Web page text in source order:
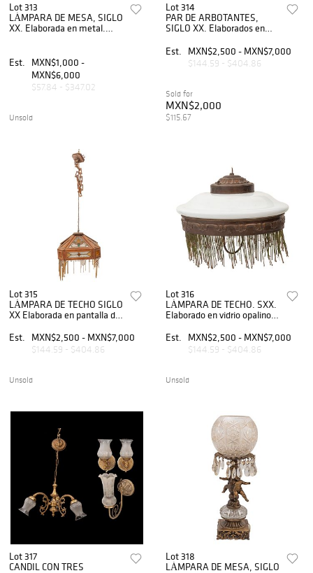
Lot 313
LÁMPARA DE MESA, SIGLO
XX. Elaborada en metal.
soportes. Sin lira.
Est.
MXN$1,000 -
MXN$6,000
$57.84 - $347.02
Unsold
Lot 314
PAR DE ARBOTANTES,
SIGLO XX. Elaborados en
Cuentan con diseño vegetal,
orgánico y floral.
Est. MXN$2,500 - MXN$7,000
$144.59 - $404.86
Sold for
MXN$2,000
$115.67
Lot 315
LÁMPARA DE TECHO SIGLO
XX Elaborada en pantalla de
con diseño cuadrangular
Decorado con florales ...
Est. MXN$2,500 - MXN$7,000
$144.59 - $404.86
Unsold
Lot 316
LÁMPARA DE TECHO. SXX.
Elaborado en vidrio opalino y
Est.
MXN$2,500 - MXN$7,000
$144.59 - $404.86
Unsold
Lot 317
CANDIL CON TRES
Lot 318
LÁMPARA DE MESA, SIGLO